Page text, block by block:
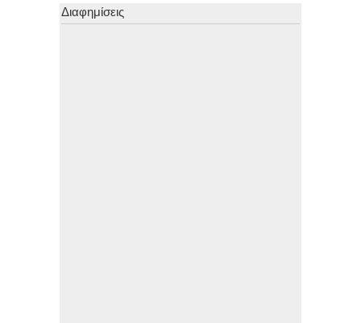
Διαφημίσεις